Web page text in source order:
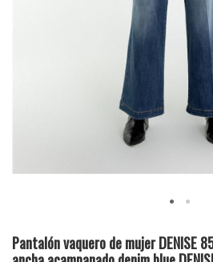
Pantalón vaquero de mujer DENISE